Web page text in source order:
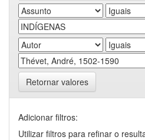
Retornar valores
Adicionar filtros:
Utilizar filtros para refinar o